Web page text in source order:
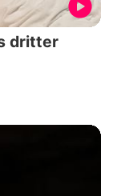
dritter